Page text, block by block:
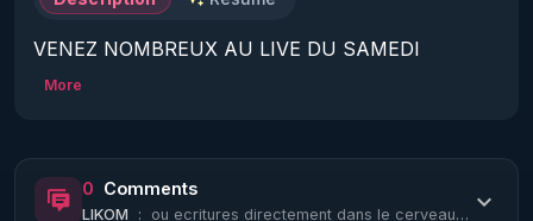
VENEZ NOMBREUX AU LIVE DU SAMEDI
01/06/24 20H :
Sujet : Les désinformateurs.
More
0 Comments
LIKOM : ou ecritures directement dans le cerveau de fausses infos puisque la CIA apparai...